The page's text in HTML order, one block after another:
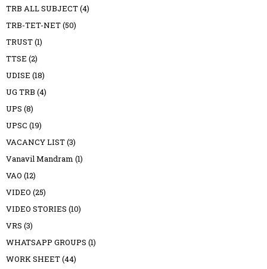
TRB ALL SUBJECT(4)
TRB-TET-NET(50)
TRUST(1)
TTSE (2)
UDISE (18)
UG TRB (4)
UPS (8)
UPSC (19)
VACANCY LIST(3)
Vanavil Mandram (1)
VAO (12)
VIDEO (25)
VIDEO STORIES (10)
VRS (3)
WHATSAPP GROUPS (1)
WORK SHEET(44)